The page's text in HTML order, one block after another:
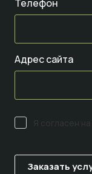
Телефон
Адрес сайта
Я согласен на